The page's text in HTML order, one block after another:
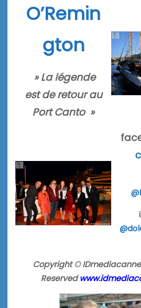
O’Remin
gton
» La légende
est de retour au
Port Canto »
Copyright ©
Reserved